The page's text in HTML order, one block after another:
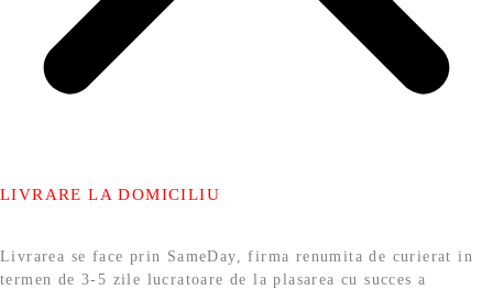
LIVRARE LA DOMICILIU
Livrarea se face prin SameDay, firma renumita de curierat in
termen de 3-5 zile lucratoare de la plasarea cu succes a